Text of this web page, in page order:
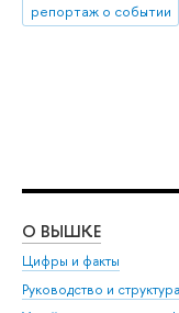
репортаж о событии
О ВЫШКЕ
Цифры и факты
Руководство и структура